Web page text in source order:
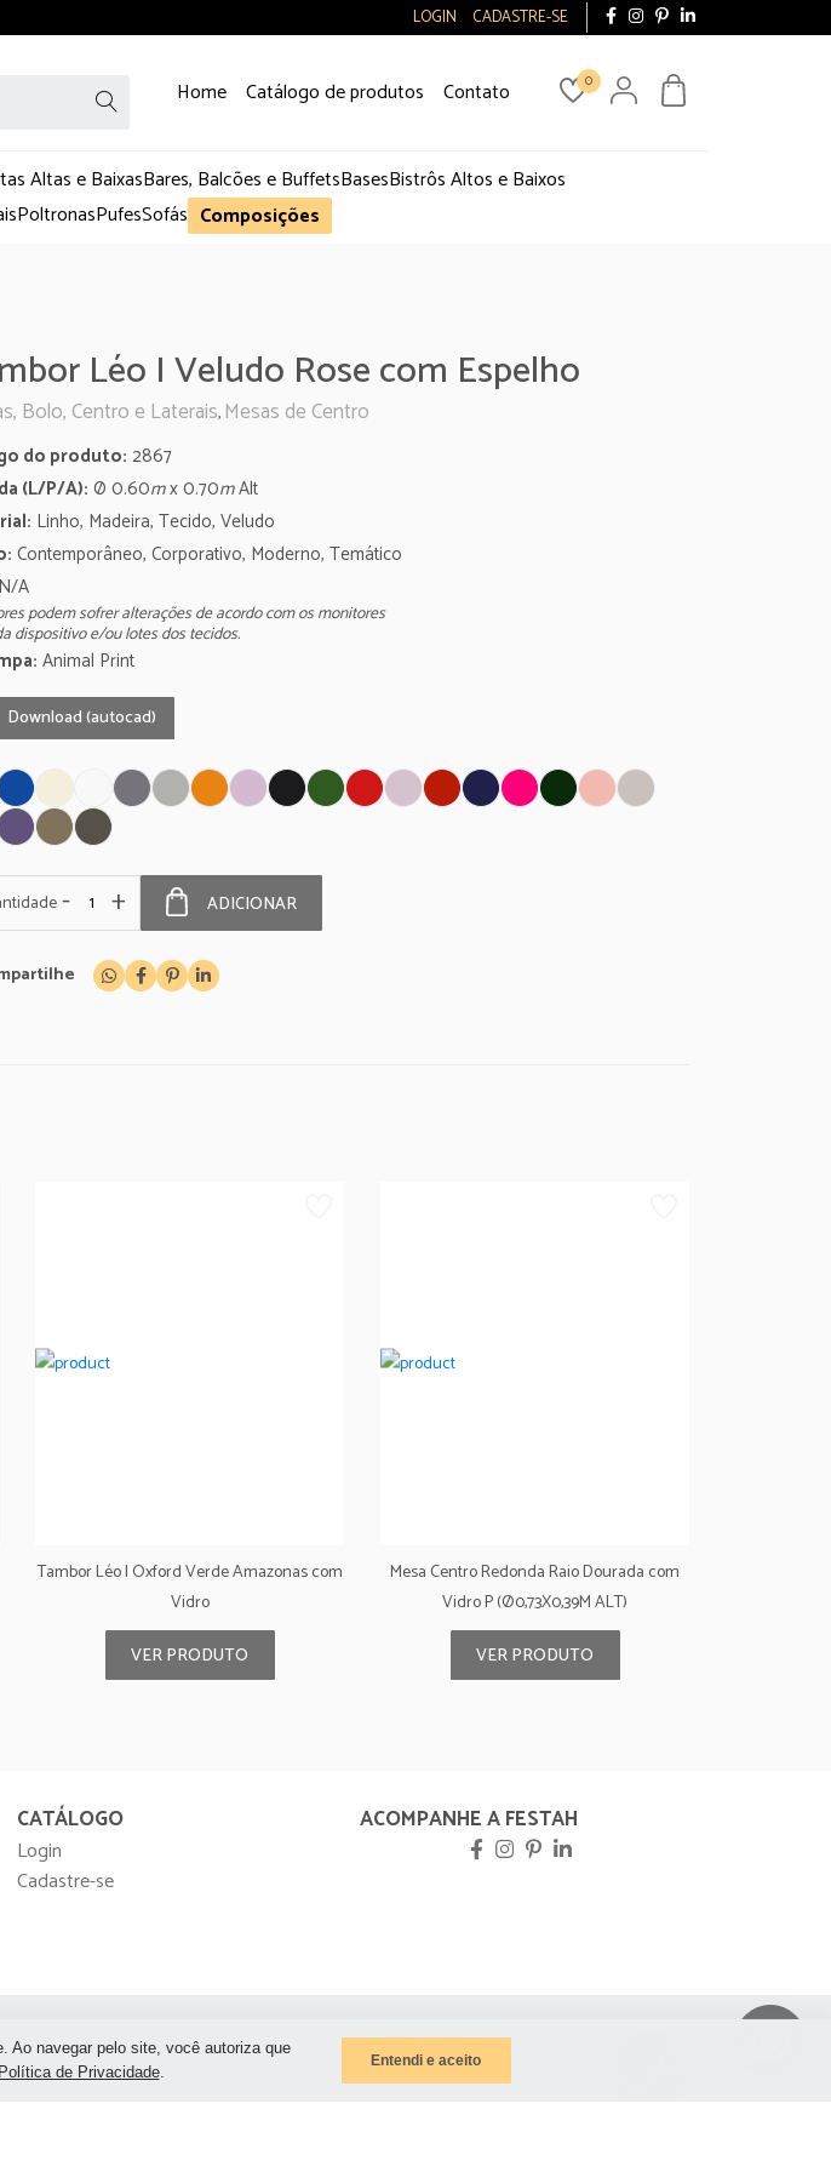
LOGIN CADASTRE-SE
Home Catálogo de produtos Contato 0
Altas e BaixasBares, Balcões e BuffetsBasesBistrôs Altos e Baixos
PoltronasPufesSofás Composições
Léo I Veludo Rose com Espelho
Bolo, Centro e Laterais, Mesas de Centro
do produto: 2867
(L/P/A):Ø 0.60mx 0.70mAlt
Linho, Madeira, Tecido, Veludo
Contemporâneo, Corporativo, Moderno, Temático
N/A
podem sofrer alterações de acordo com os monitores
dispositivo e/ou lotes dos tecidos.
Animal Print
Download (autocad)
- + ADICIONAR
Tambor Léo I Oxford Verde Amazonas com
Vidro
VER PRODUTO
Mesa Centro Redonda Raio Dourada com
Vidro P (Ø0,73X0,39M ALT)
VER PRODUTO
Ao navegar pelo site, você autoriza que
Política de Privacidade.
Entendi e aceito
CATÁLOGO
Login
Cadastre-se
ACOMPANHE A FESTAH